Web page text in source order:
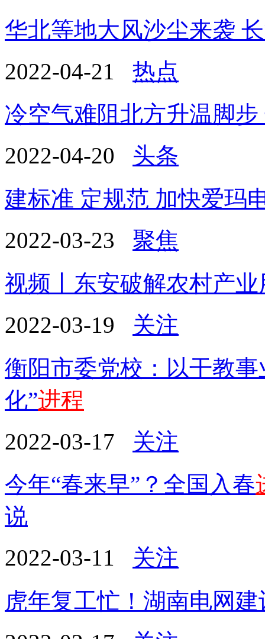
华北等地大风沙尘来袭
2022-04-21 热点
冷空气难阻北方升温脚
2022-04-20 头条
建标准 定规范 加快爱玛
2022-03-23 聚焦
视频丨东安破解农村产
2022-03-19 关注
衡阳市委党校：以干教
化”进程
2022-03-17 关注
今年“春来早”？全国入春
说
2022-03-11 关注
虎年复工忙！湖南电网